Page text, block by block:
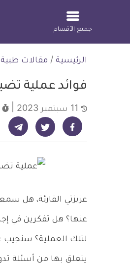
جميع الأقسام
الرئيسية / مقالات طبية
فوائد عملية
شارك على فيسبوك - ديلي ميديكال انفو شارك على تويتر - ديلي ميديكال انفو شارك على تيليجرام - ديلي ميديكال انفو
عزيزتي القارئة، هل
عنها؟ هل تفكرين في
لتلك العملية؟ سنجيب
يتعلق بها من أسئلة